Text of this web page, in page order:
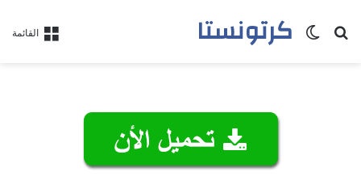
القائمة كرتونستابحث عنالوضع المظلم